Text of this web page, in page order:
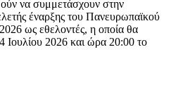
να συμμετάσχουν στην
έναρξης του Πανευρωπαϊκού
ως εθελοντές, η οποία θα
Ιουλίου 2026 και ώρα 20:00 το